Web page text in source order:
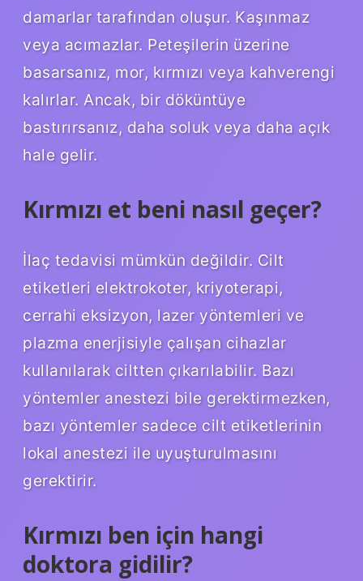
damarlar tarafından oluşur. Kaşınmaz
veya acımazlar. Peteşilerin üzerine
basarsanız, mor, kırmızı veya kahverengi
kalırlar. Ancak, bir döküntüye
bastırırsanız, daha soluk veya daha açık
hale gelir.
Kırmızı et beni nasıl geçer?
İlaç tedavisi mümkün değildir. Cilt
etiketleri elektrokoter, kriyoterapi,
cerrahi eksizyon, lazer yöntemleri ve
plazma enerjisiyle çalışan cihazlar
kullanılarak ciltten çıkarılabilir. Bazı
yöntemler anestezi bile gerektirmezken,
bazı yöntemler sadece cilt etiketlerinin
lokal anestezi ile uyuşturulmasını
gerektirir.
Kırmızı ben için hangi
doktora gidilir?